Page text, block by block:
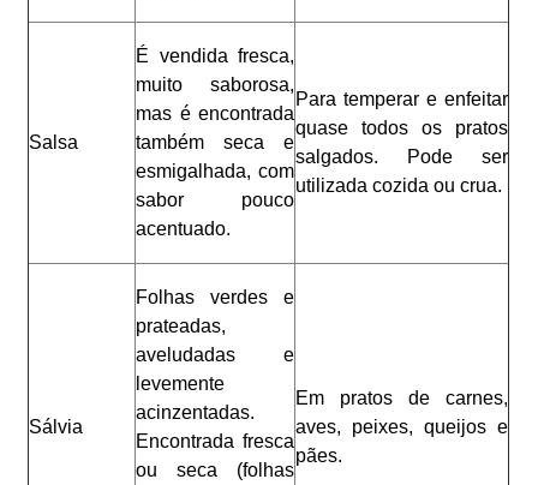
Salsa
É vendida fresca,
muito saborosa,
mas é encontrada
também seca e
esmigalhada, com
sabor pouco
acentuado.
Para temperar e enfeitar
quase todos os pratos
salgados. Pode ser
utilizada cozida ou crua.
Sálvia
Folhas verdes e
prateadas,
aveludadas e
levemente
acinzentadas.
Encontrada fresca
ou seca (folhas
Em pratos de carnes,
aves, peixes, queijos e
pães.